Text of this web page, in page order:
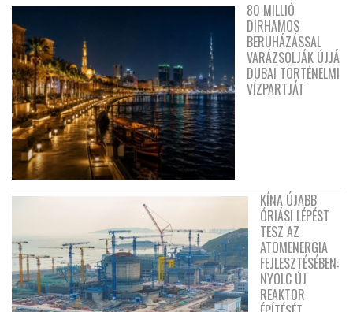
80 MILLIÓ
DIRHAMOS
BERUHÁZÁSSAL
VARÁZSOLJÁK ÚJJÁ
DUBAI TÖRTÉNELMI
VÍZPARTJÁT
KÍNA ÚJABB
ÓRIÁSI LÉPÉST
TESZ AZ
ATOMENERGIA
FEJLESZTÉSÉBEN:
NYOLC ÚJ
REAKTOR